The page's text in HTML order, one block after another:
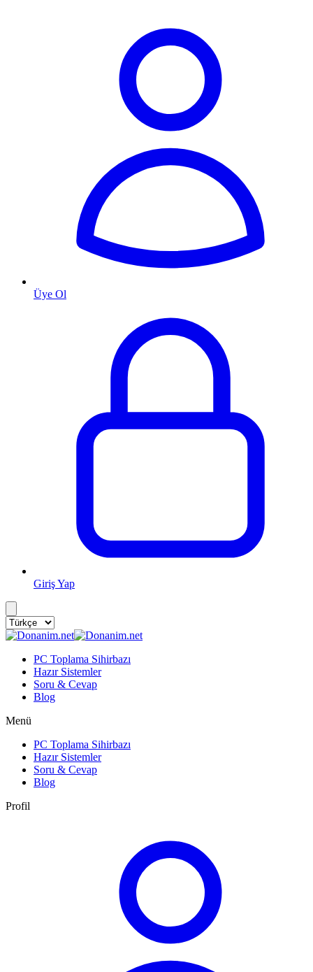
Üye Ol
Giriş Yap
PC Toplama Sihirbazı
Hazır Sistemler
Soru & Cevap
Blog
Menü
PC Toplama Sihirbazı
Hazır Sistemler
Soru & Cevap
Blog
Profil